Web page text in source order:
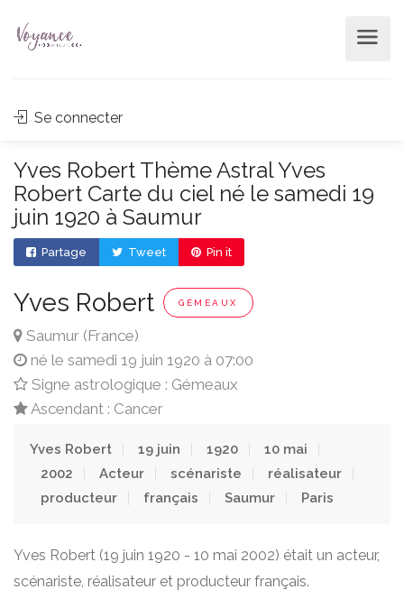
Se connecter
Yves Robert Thème Astral Yves
Robert Carte du ciel né le samedi 19
juin 1920 à Saumur
Partage Tweet Pin it
Yves Robert GÉMEAUX
Saumur (France)
né le samedi 19 juin 1920 à 07:00
Signe astrologique : Gémeaux
Ascendant : Cancer
Yves Robert 19 juin 1920
10 mai
2002
Acteur scénariste
réalisateur
producteur
français Saumur Paris
Yves Robert (19 juin 1920 - 10 mai 2002) était un acteur,
scénariste, réalisateur et producteur français.